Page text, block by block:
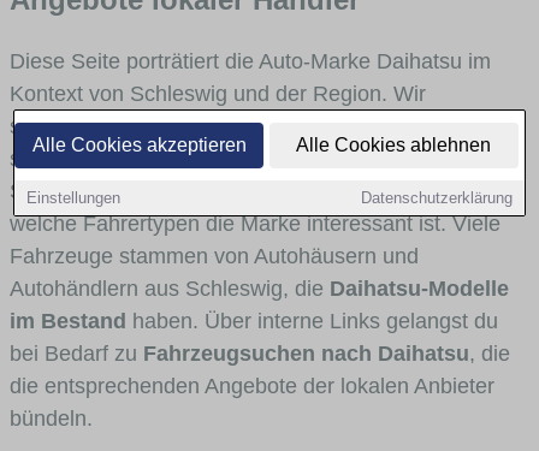
Alle Cookies akzeptieren Alle Cookies ablehnen
Einstellungen Datenschutzerklärung
Diese Seite porträtiert die Auto-Marke Daihatsu im
Kontext von Schleswig und der Region. Wir
skizzieren, in welchen Fahrzeugklassen Daihatsu
stark vertreten ist, welche Modellreihen häufig im
Stadt- und Umlandverkehr zu sehen sind und für
welche Fahrertypen die Marke interessant ist. Viele
Fahrzeuge stammen von Autohäusern und
Autohändlern aus Schleswig, die Daihatsu-Modelle
im Bestand haben. Über interne Links gelangst du
bei Bedarf zu Fahrzeugsuchen nach Daihatsu, die
die entsprechenden Angebote der lokalen Anbieter
bündeln.